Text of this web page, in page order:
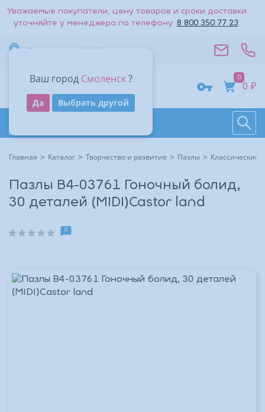
Уважаемые покупатели, цену товаров и сроки доставки
уточняйте у менеджера по телефону: 8 800 350 77 23.
Ваш город Смоленск?
Да Выбрать другой
Смоленск Информация
0
0 ₽
Главная Каталог Творчество и развитие Пазлы Классические
Пазлы B4-03761 Гоночный болид,
30 деталей (MIDI)Castor land
0
На большую карту
Адрес
Контакты
Поиск
Получить код
Другие способы входа:
Другие способы входа:
Войти с паролем
Войти
Восстановить